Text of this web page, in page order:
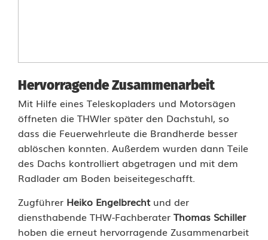
t
z
b
e
r
i
h
Hervorragende Zusammenarbeit
Mit Hilfe eines Teleskopladers und Motorsägen
öffneten die THWler später den Dachstuhl, so
dass die Feuerwehrleute die Brandherde besser
ablöschen konnten. Außerdem wurden dann Teile
des Dachs kontrolliert abgetragen und mit dem
Radlader am Boden beiseitegeschafft.
Zugführer Heiko Engelbrechtund der
diensthabende THW-Fachberater Thomas Schiller
hoben die erneut hervorragende Zusammenarbeit